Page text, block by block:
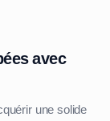
avec
une solide